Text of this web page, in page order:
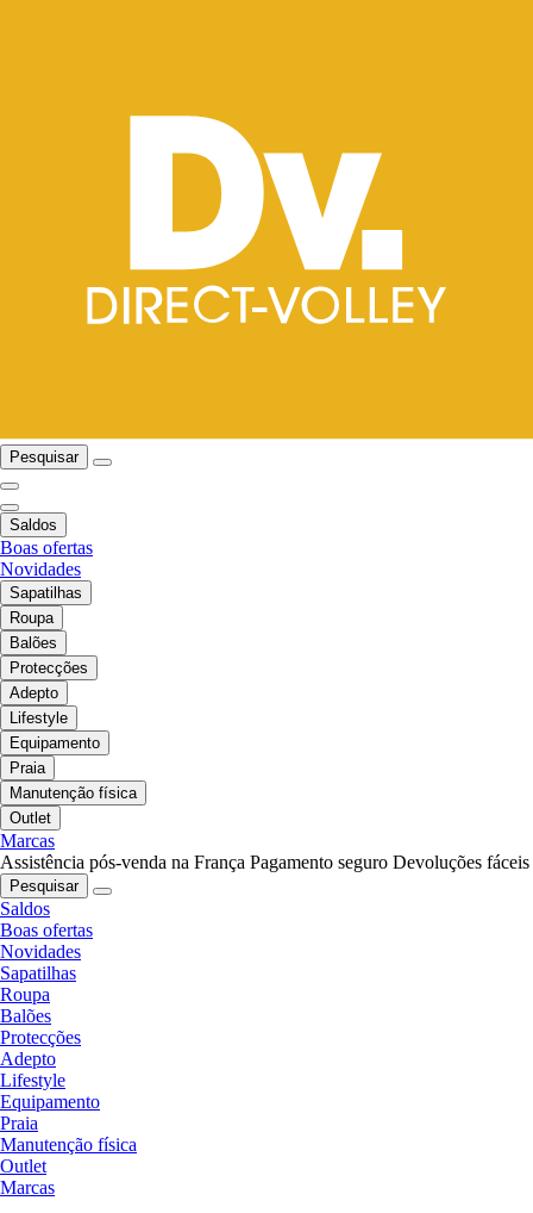
Pesquisar
Saldos
Boas ofertas
Novidades
Sapatilhas
Roupa
Balões
Protecções
Adepto
Lifestyle
Equipamento
Praia
Manutenção física
Outlet
Marcas
Assistência pós-venda na França Pagamento seguro Devoluções fáceis
Pesquisar
Saldos
Boas ofertas
Novidades
Sapatilhas
Roupa
Balões
Protecções
Adepto
Lifestyle
Equipamento
Praia
Manutenção física
Outlet
Marcas